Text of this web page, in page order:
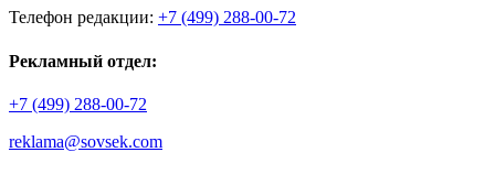
Телефон редакции: +7 (499) 288-00-72
Рекламный отдел:
+7 (499) 288-00-72
reklama@sovsek.com